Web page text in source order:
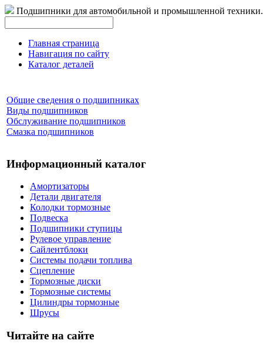
Подшипники для автомобильной и промышленной техники.
Главная страница
Навигация по сайту
Каталог деталей
Общие сведения о подшипниках
Виды подшипников
Обслуживание подшипников
Смазка подшипников
Информационный каталог
Амортизаторы
Детали двигателя
Колодки тормозные
Подвеска
Подшипники ступицы
Рулевое управление
Сайлентблоки
Системы подачи топлива
Сцепление
Тормозные диски
Тормозные системы
Цилиндры тормозные
Шрусы
Читайте на сайте